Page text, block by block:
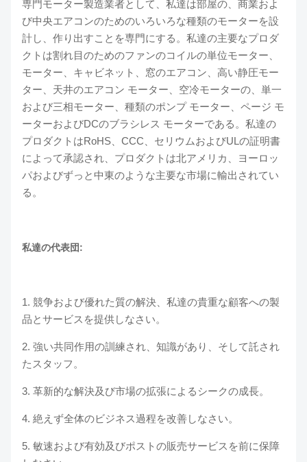
専門モーター製造業者として、私達は部屋の、商業およ
び中央エアコンのためのいろいろな種類のモーターを設
計し、作り出すことを専門にする。私達の主要なプロダ
クトは割れ目のためのファンのコイルの単位モーター、
モーター、キャビネット、窓のエアコン、高い静圧モー
ター、天井のエアコン モーター、空冷モーターの、単一
および三相モーター、種類のポンプ モーター、ページ モ
ーターおよびDCのブラシレス モーターである。私達の
プロダクトはRoHS、CCC、セリウムおよびULの証明書
によって承認され、プロダクトは北アメリカ、ヨーロッ
パおよびずっと中東のような主要な市場に輸出されてい
る。
私達の代表団:
1. 競争および優れた質の解決、私達の貴重な顧客への製
品とサービスを提供しなさい。
2. 強い共同作用の訓練され、知識があり、そして託され
たスタッフ。
3. 革新的な解決及び市場の拡張によるシークの成長。
4. 絶えず全体のビジネス過程を改善しなさい。
5. 敏速および有効及びポストの販売サービスを前に保障